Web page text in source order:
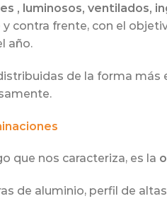
, luminosos, ventilados,
y contra frente, con el
año.
de la forma
que nos caracteriza, es la
de aluminio, perfil de